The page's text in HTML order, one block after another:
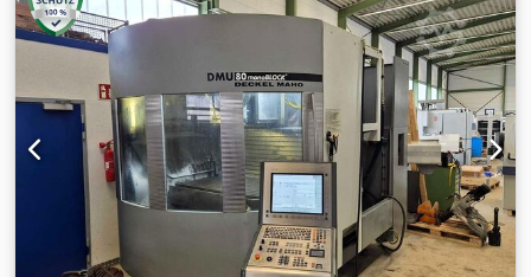
Bearbeitungszentrum Deckel Maho DMU 70 eV, Baujahr:
2003, Verfahrwege X/Y/Z: 750mm/600mm/520mm, B-Achse:
ca. 180°, C-Achse: 360°, Eilgang X/Y/Z: 50m/min, Vorschub:
ca. 20m/min, max. Spindeldrehzahl: ca. 18000U/min,
Spindelleistung: ca. 25kW, max. Nennleistung: ca. 35kW,
Spindeldrehmoment: ca. 87Nm, Werkzeugaufnahme: SK40,
Tischabmessungen X/Y: ca. 700mm/500mm, max.
Tischbelastung: ca. 200kg, Werkzeugmagazin: 32, Gewicht:
ca. 8500kg. 2) Interlit-Kompaktfilteranlage SUK 200-900,
Baujahr: 2003, Auftragsnummer: 1222-605, Filterfläche:
0,2m², Einfüllvolumen: 900l. Besichtigung nach Absprache